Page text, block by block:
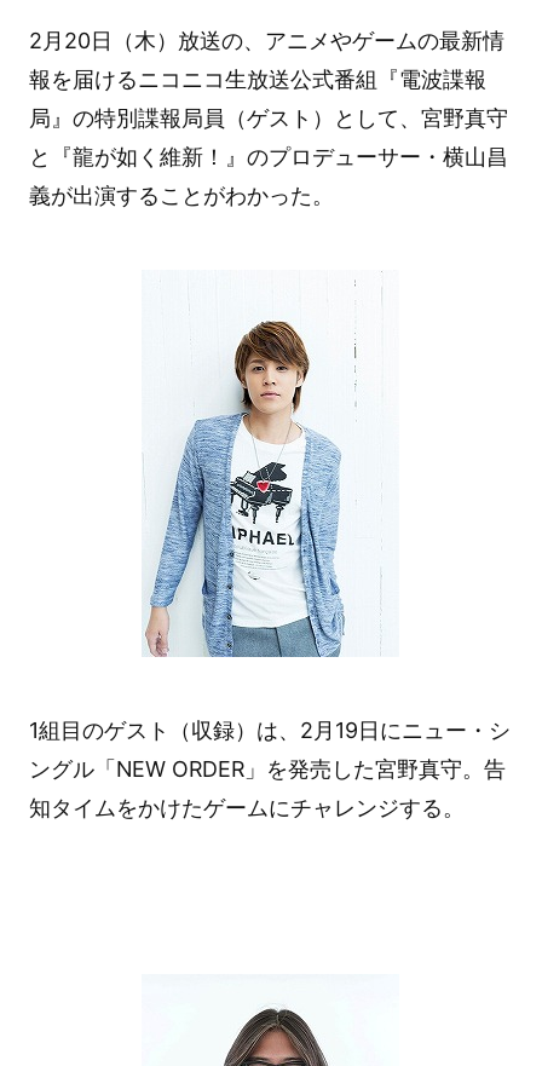
2月20日（木）放送の、アニメやゲームの最新情
報を届けるニコニコ生放送公式番組『電波諜報
局』の特別諜報局員（ゲスト）として、宮野真守
と『龍が如く維新！』のプロデューサー・横山昌
義が出演することがわかった。
1組目のゲスト（収録）は、2月19日にニュー・シ
ングル「NEW ORDER」を発売した宮野真守。告
知タイムをかけたゲームにチャレンジする。